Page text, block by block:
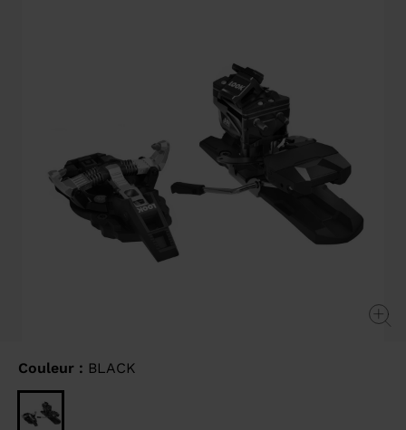
Couleur : BLACK